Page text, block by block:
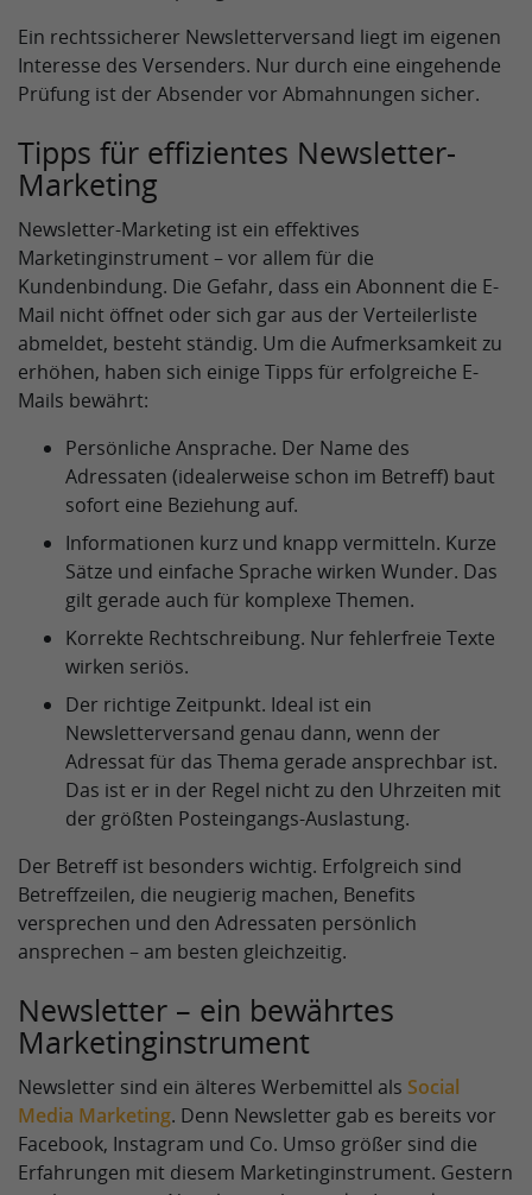
Ein rechtssicherer Newsletterversand liegt im eigenen
Interesse des Versenders. Nur durch eine eingehende
Prüfung ist der Absender vor Abmahnungen sicher.
Tipps für effizientes Newsletter-
Marketing
Newsletter-Marketing ist ein effektives
Marketinginstrument – vor allem für die
Kundenbindung. Die Gefahr, dass ein Abonnent die E-
Mail nicht öffnet oder sich gar aus der Verteilerliste
abmeldet, besteht ständig. Um die Aufmerksamkeit zu
erhöhen, haben sich einige Tipps für erfolgreiche E-
Mails bewährt:
Persönliche Ansprache. Der Name des
Adressaten (idealerweise schon im Betreff) baut
sofort eine Beziehung auf.
Informationen kurz und knapp vermitteln. Kurze
Sätze und einfache Sprache wirken Wunder. Das
gilt gerade auch für komplexe Themen.
Korrekte Rechtschreibung. Nur fehlerfreie Texte
wirken seriös.
Der richtige Zeitpunkt. Ideal ist ein
Newsletterversand genau dann, wenn der
Adressat für das Thema gerade ansprechbar ist.
Das ist er in der Regel nicht zu den Uhrzeiten mit
der größten Posteingangs-Auslastung.
Der Betreff ist besonders wichtig. Erfolgreich sind
Betreffzeilen, die neugierig machen, Benefits
versprechen und den Adressaten persönlich
ansprechen – am besten gleichzeitig.
Newsletter – ein bewährtes
Marketinginstrument
Newsletter sind ein älteres Werbemittel als Social
Media Marketing. Denn Newsletter gab es bereits vor
Facebook, Instagram und Co. Umso größer sind die
Erfahrungen mit diesem Marketinginstrument. Gestern